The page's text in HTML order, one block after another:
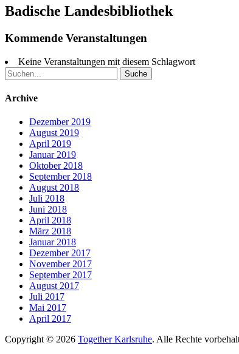
Badische Landesbibliothek
Kommende Veranstaltungen
Keine Veranstaltungen mit diesem Schlagwort
Suche
nach:
Archive
Dezember 2019
August 2019
April 2019
Januar 2019
Oktober 2018
September 2018
August 2018
Juli 2018
Juni 2018
April 2018
März 2018
Januar 2018
Dezember 2017
November 2017
September 2017
August 2017
Juli 2017
Mai 2017
April 2017
Copyright © 2026 Together Karlsruhe. Alle Rechte